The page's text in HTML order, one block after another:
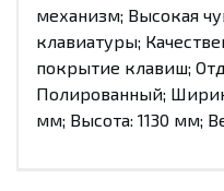
механизм; Высокая
клавиатуры;
покрытие клавиш;
Полированный;
мм; Высота: 1130 мм;